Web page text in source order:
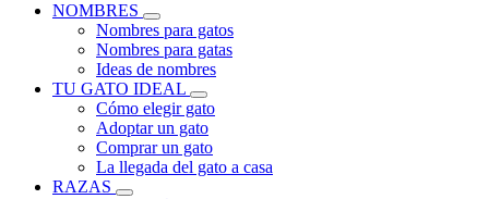
NOMBRES
Nombres para gatos
Nombres para gatas
Ideas de nombres
TU GATO IDEAL
Cómo elegir gato
Adoptar un gato
Comprar un gato
La llegada del gato a casa
RAZAS